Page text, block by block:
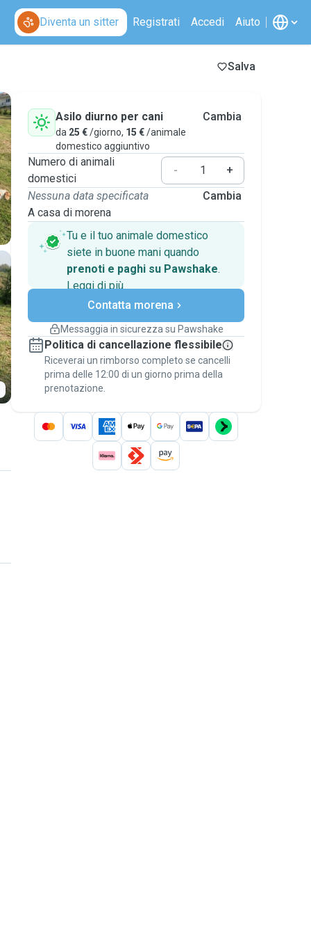
Diventa un sitter Registrati Accedi Aiuto
Salva
Asilo diurno per cani
da 25 €/giorno, 15 €/animale
domestico aggiuntivo
Cambia
Numero di animali
domestici
-
+
Nessuna data specificata
A casa di morena
Cambia
Tu e il tuo animale domestico
siete in buone mani quando
prenoti e paghi su Pawshake.
Leggi di piùPagamenti sicuri
Assistenza se i piani
Prenotazioni coperte
Stai su Pawshake - dal primo messaggio al
pagamento - per attivare laGaranzia
Pawshake.
Contatta morena
Messaggia in sicurezza su Pawshake
Politica di cancellazione flessibile
Riceverai un rimborso completo se cancelli
prima delle 12:00 di un giorno prima della
prenotazione.